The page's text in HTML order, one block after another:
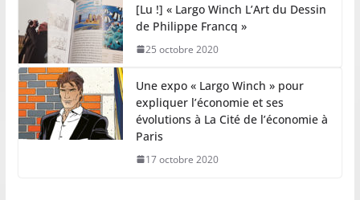
[Lu !] « Largo Winch L’Art du Dessin
de Philippe Francq »
25 octobre 2020
Une expo « Largo Winch » pour
expliquer l’économie et ses
évolutions à La Cité de l’économie à
Paris
17 octobre 2020